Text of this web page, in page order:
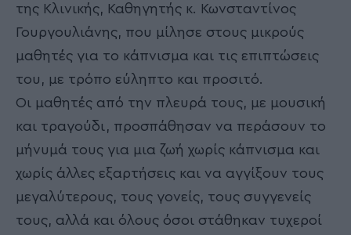
της Κλινικής, Καθηγητής κ. Κωνσταντίνος
Γουργουλιάνης, που μίλησε στους μικρούς
μαθητές για το κάπνισμα και τις επιπτώσεις
του, με τρόπο εύληπτο και προσιτό.
Οι μαθητές από την πλευρά τους, με μουσική
και τραγούδι, προσπάθησαν να περάσουν το
μήνυμά τους για μια ζωή χωρίς κάπνισμα και
χωρίς άλλες εξαρτήσεις και να αγγίξουν τους
μεγαλύτερους, τους γονείς, τους συγγενείς
τους, αλλά και όλους όσοι στάθηκαν τυχεροί